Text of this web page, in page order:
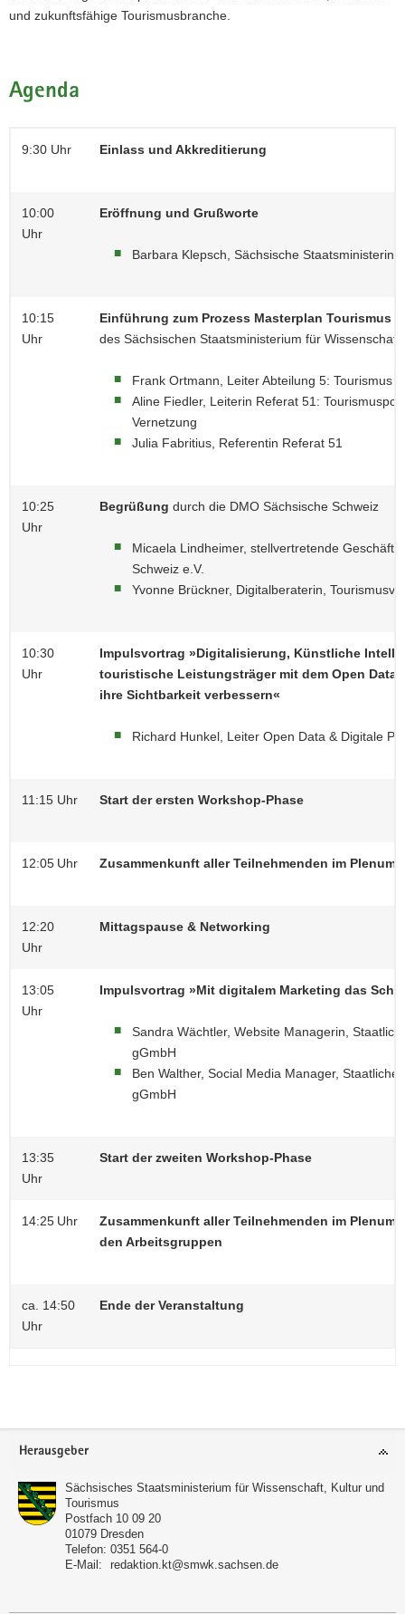
und zukunftsfähige Tourismusbranche.
Agenda
9:30 Uhr Einlass und Akkreditierung
10:00
Uhr
Eröffnung und Grußworte
Barbara Klepsch, Sächsische Staatsministerin
10:15
Uhr
Einführung zum Prozess Masterplan Tourismus
des Sächsischen Staatsministerium für
Frank Ortmann, Leiter Abteilung 5: Tourismus
Aline Fiedler, Leiterin Referat 51:
Vernetzung
Julia Fabritius, Referentin Referat 51
10:25
Uhr
Begrüßung durch die DMO Sächsische Schweiz
Micaela Lindheimer, stellvertretende
Schweiz e.V.
Yvonne Brückner, Digitalberaterin,
10:30
Uhr
Impulsvortrag »Digitalisierung, Künstliche
touristische Leistungsträger mit dem Open
ihre Sichtbarkeit verbessern«​
Richard Hunkel, Leiter Open Data & Digitale
11:15 Uhr Start der ersten Workshop-Phase
12:05 Uhr Zusammenkunft aller Teilnehmenden im
12:20
Uhr
Mittagspause & Networking
13:05
Uhr
Impulsvortrag »Mit digitalem Marketing das
Sandra Wächtler, Website Managerin,
gGmbH
Ben Walther, Social Media Manager,
gGmbH
13:35
Uhr
Start der zweiten Workshop-Phase
14:25 Uhr
Zusammenkunft aller Teilnehmenden im
den Arbeitsgruppen
ca. 14:50
Uhr
Ende der Veranstaltung
Footer-
Herausgeber
Sächsisches Staatsministerium für Wissenschaft, Kultur und
Tourismus
Postfach 10 09 20
01079 Dresden
Telefon: 0351 564-0
E-Mail:
redaktion.kt@smwk.sachsen.de